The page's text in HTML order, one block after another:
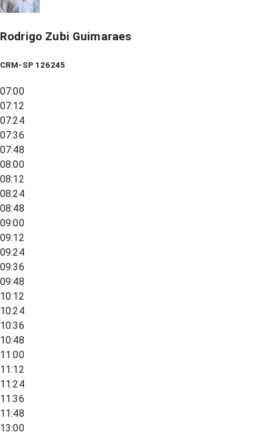
Rodrigo Zubi Guimaraes
CRM-SP 126245
07:00
07:12
07:24
07:36
07:48
08:00
08:12
08:24
08:48
09:00
09:12
09:24
09:36
09:48
10:12
10:24
10:36
10:48
11:00
11:12
11:24
11:36
11:48
13:00